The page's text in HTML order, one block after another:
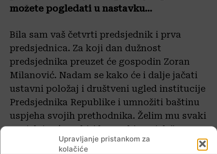
Upravljanje pristankom za
kolačiće
možete pogledati u nastavku…
Bila sam vaš četvrti predsjednik i prva
predsjednica. Za koji dan dužnost
predsjednika preuzet će gospodin Zoran
Milanović. Nadam se kako će i dalje jačati
ustavni položaj i društveni ugled institucije
Predsjednika Republike i umnožiti baštinu
uspjeha svojih prethodnika. Želim mu svaki
uspjeh jer će to biti hrvatski uspjeh.” –
poručila je predsjednica.